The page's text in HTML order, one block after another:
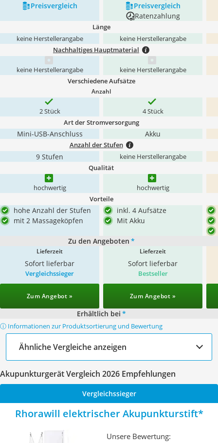
Preis­vergleich
Preis­vergleich
Ratenzahlung
Länge
keine Herstellerangabe keine Herstellerangabe
Nachhaltiges Hauptmaterial
keine Herstellerangabe keine Herstellerangabe
Verschiedene Aufsätze
Anzahl
2 Stück 4 Stück
Art der Stromversorgung
Mini-USB-Anschluss Akku
Anzahl der Stufen
9 Stufen keine Herstellerangabe
Qualität
hochwertig hochwertig
Vorteile
hohe Anzahl der Stufen
mit 2 Massageköpfen
inkl. 4 Aufsätze
Mit Akku
Zu den Angeboten *
Lieferzeit
Sofort lieferbar
Lieferzeit
Sofort lieferbar
Vergleichssieger
Zum Angebot »
Bestseller
Zum Angebot »
Erhältlich bei *
ⓘ Informationen zur Produktsortierung und Bewertung
Ähnliche Vergleiche anzeigen
Akupunkturgerät Vergleich 2026 Empfehlungen
Vergleichssieger
Rhorawill elektrischer Akupunkturstift
Unsere Bewertung: